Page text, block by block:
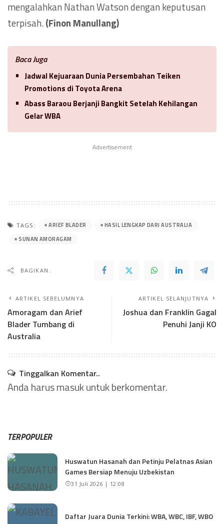
mengalahkan Nathan Watson dengan keputusan
terpisah.(Finon Manullang)
Baca Juga
Jadwal Kejuaraan Dunia Persembahan Teiken
Promotions di Toyota Arena
Abass Baraou Berjanji Bangkit Setelah Kehilangan
Gelar WBA
Advertisement
TAGS: ARIEF BLADER
HASIL LENGKAP DARI AUSTRALIA
SUNAN AMORAGAM
BAGIKAN..
ARTIKEL SEBELUMNYA
Amoragam dan Arief
Blader Tumbang di
Australia
ARTIKEL SELANJUTNYA
Joshua dan Franklin Gagal
Penuhi Janji KO
Tinggalkan Komentar..
Anda harusmasukuntuk berkomentar.
TERPOPULER
Huswatun Hasanah dan Petinju Pelatnas Asian
Games Bersiap Menuju Uzbekistan
31 Juli 2026 | 12:08
Daftar Juara Dunia Terkini: WBA, WBC, IBF, WBO